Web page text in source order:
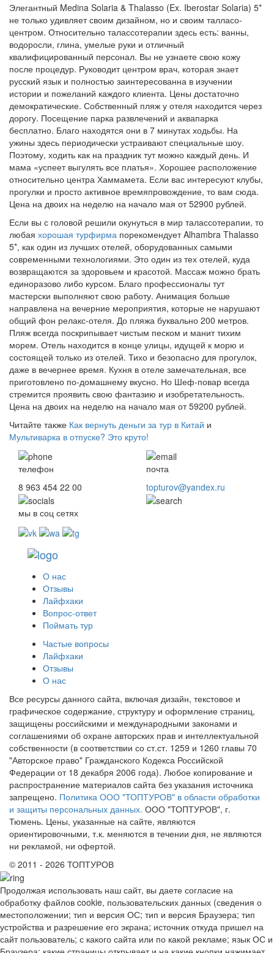
Элегантный Medina Solaria & Thalasso (Ex. Iberostar Solaria) 5*
не только удивляет своим дизайном, но и своим талласо-
центром. Относительно талассотерапии здесь есть: ванны,
водоросли, глина, умелые руки и отличный
квалифицированный персонал. Вы не узнаете свою кожу
после процедур. Руководит центром врач, которая знает
русский язык и полностью заинтересованна в изучении
истории и пожеланий каждого клиента. Цены достаточно
демократические. Собственный пляж у отеля находится через
дорогу. Посещение парка развлечений и аквапарка
бесплатно. Благо находятся они в 7 минутах ходьбы. На
ужины здесь периодически устраивают специальные шоу.
Поэтому, ходить как на праздник тут можно каждый день. И
мама «успеет выгулять все платья». Хорошее расположение
относительно центра Хаммамета. Если вас интересуют клубы,
прогулки и просто активное времяпровождение, то вам сюда.
Цена на двоих на неделю на начало мая от 52900 рублей.
Если вы с головой решили окунуться в мир талассотерапии, то
любая хорошая турфирма порекомендует Alhambra Thalasso
5*, как один из лучших отелей, оборудованных самыми
современными технологиями. Это один из тех отелей, куда
возвращаются за здоровьем и красотой. Массаж можно брать
единоразово либо курсом. Благо профессионалы тут
мастерски выполняют свою работу. Анимация больше
направлена на вечерние мероприятия, которые не нарушают
общий фон релакс-отеля. До пляжа буквально 200 метров.
Пляж всегда поскрипывает чистым песком и манит тихим
морем. Отель находится в конце улицы, идущей к морю и
состоящей только из отелей. Тихо и безопасно для прогулок,
даже в вечернее время. Кухня в отеле замечательная, все
приготовлено по-домашнему вкусно. Но Шеф-повар всегда
стремится проявить свою фантазию и изобретательность.
Цена на двоих на неделю на начало мая от 59200 рублей.
Читайте также Как вернуть деньги за тур в Китай и
Мультиварка в отпуске? Это круто!
телефон
8 963 454 22 00
почта
topturov@yandex.ru
мы в соц сетях
О нас
Отзывы
Лайфхаки
Вопрос-ответ
Поймать тур
Частые вопросы
Лайфхаки
Отзывы
О нас
Все ресурсы данного сайта, включая дизайн, текстовое и
графическое содержание, структуру и оформление страниц,
защищены российскими и международными законами и
соглашениями об охране авторских прав и интеллектуальной
собственности (в соответствии со ст.ст. 1259 и 1260 главы 70
"Авторское право" Гражданского Кодекса Российской
Федерации от 18 декабря 2006 года). Любое копирование и
распространение материалов сайта без указания источника
запрещено. Политика ООО "ТОПТУРОВ" в области обработки
и защиты персональных данных. ООО "ТОПТУРОВ", г.
Тюмень. Цены, указанные на сайте, являются
ориентировочными, т.к. меняются в течении дня, не являются
ни рекламой, ни офертой.
© 2011 - 2026 ТОПТУРОВ
Продолжая использовать наш сайт, вы даете согласие на
обработку файлов cookie, пользовательских данных (сведения о
местоположении; тип и версия ОС; тип и версия Браузера; тип
устройства и разрешение его экрана; источник откуда пришел на
сайт пользователь; с какого сайта или по какой рекламе; язык ОС и